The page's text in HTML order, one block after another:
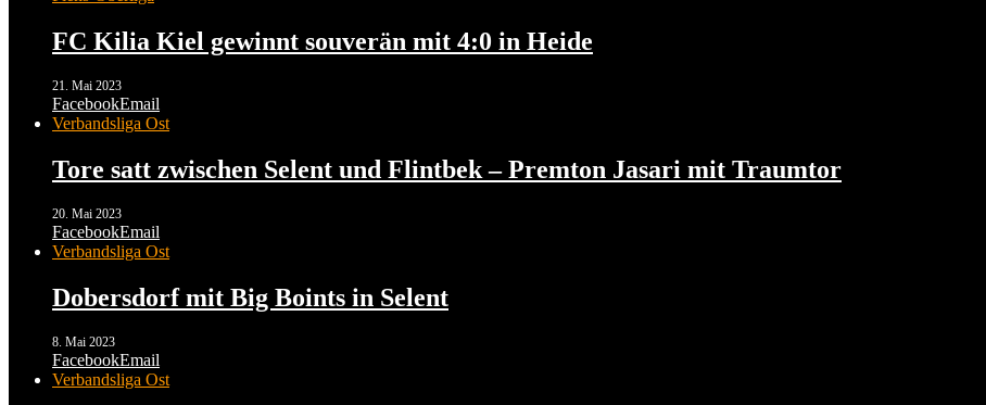
FC Kilia Kiel gewinnt souverän mit 4:0 in Heide
21. Mai 2023
FacebookEmail
Verbandsliga Ost
Tore satt zwischen Selent und Flintbek – Premton Jasari mit Traumtor
20. Mai 2023
FacebookEmail
Verbandsliga Ost
Dobersdorf mit Big Boints in Selent
8. Mai 2023
FacebookEmail
Verbandsliga Ost